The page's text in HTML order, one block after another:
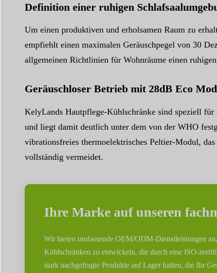
Definition einer ruhigen
Um einen produktiven und erholsamen Raum zu
empfiehlt einen maximalen Geräuschpegel von 30
allgemeinen Richtlinien für Wohnräume einen
Geräuschloser Betrieb mit 28dB Eco
KelyLands Hautpflege-Kühlschränke sind speziell für
und liegt damit deutlich unter dem von der WHO
vibrationsfreies thermoelektrisches Peltier-Modul,
vollständig vermeidet.
Ihre Marke auf unseren
Wir bieten umfassende OEM/ODM-Dienstleistungen
Kühlschränken zu entwickeln, die durch eine ISO-
stark nachgefragte Produkte auf Lager halten, die Ihr